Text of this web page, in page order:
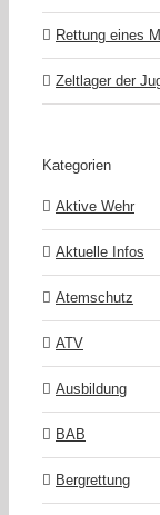
Rettung eines
Zeltlager der
Kategorien
Aktive Wehr
Aktuelle Infos
Atemschutz
ATV
Ausbildung
BAB
Bergrettung